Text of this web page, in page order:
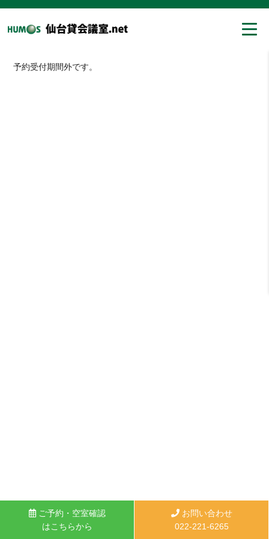
ご予約・空室確認
はこちらから
お問い合わせ
022-221-6265
予約受付期間外です。